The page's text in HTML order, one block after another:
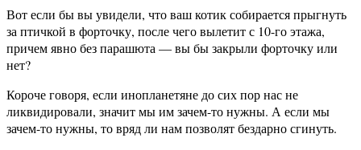
Вот если бы вы увидели, что ваш котик собирается прыгнуть
за птичкой в форточку, после чего вылетит с 10-го этажа,
причем явно без парашюта — вы бы закрыли форточку или
нет?
Короче говоря, если инопланетяне до сих пор нас не
ликвидировали, значит мы им зачем-то нужны. А если мы
зачем-то нужны, то вряд ли нам позволят бездарно сгинуть.